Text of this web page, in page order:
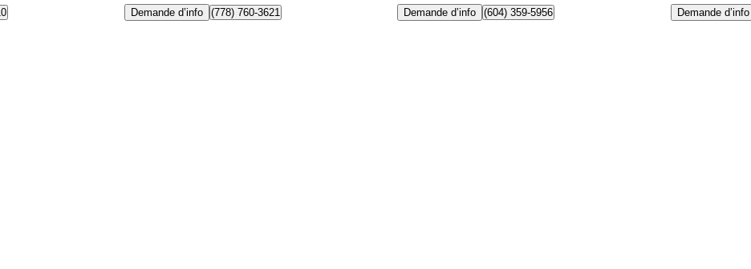
Demande d’info (778) 760-3621 Demande d’info (604) 359-5956 Demande d’info